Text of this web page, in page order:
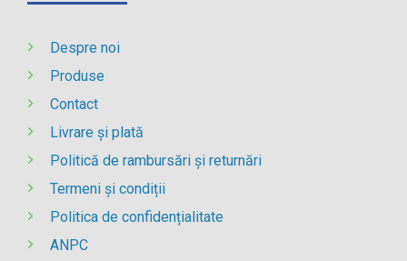
Despre noi
Produse
Contact
Livrare și plată
Politică de rambursări și returnări
Termeni și condiții
Politica de confidențialitate
ANPC